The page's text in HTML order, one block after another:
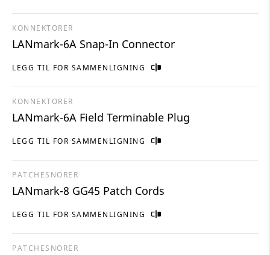
LEGG TIL FOR SAMMENLIGNING
KONNEKTORER
LANmark-6A Snap-In Connector
LEGG TIL FOR SAMMENLIGNING
KONNEKTORER
LANmark-6A Field Terminable Plug
LEGG TIL FOR SAMMENLIGNING
PATCHESNORER
LANmark-8 GG45 Patch Cords
PATCHESNORER